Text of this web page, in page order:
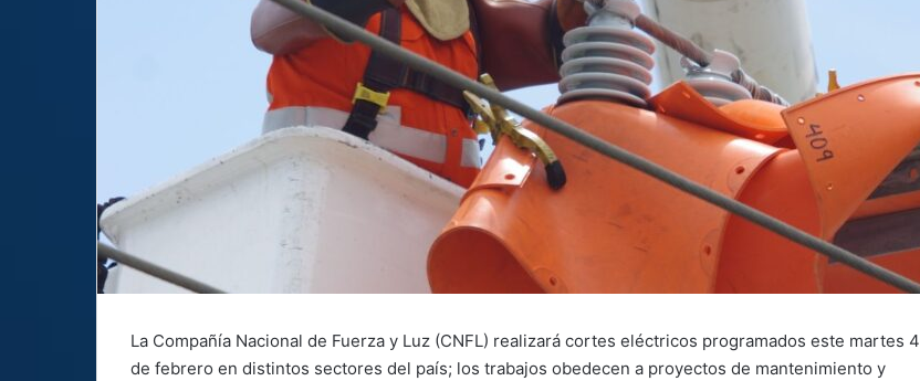
La Compañía Nacional de Fuerza y Luz (CNFL) realizará cortes eléctricos programados este martes 4
de febrero en distintos sectores del país; los trabajos obedecen a proyectos de mantenimiento y